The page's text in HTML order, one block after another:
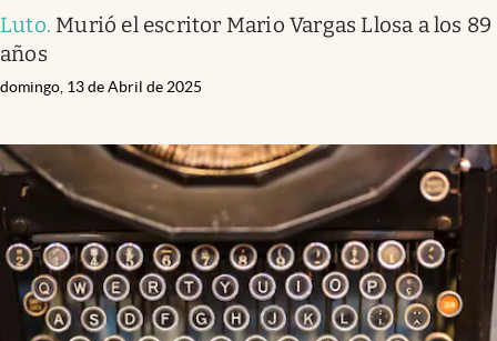
Luto. Murió el escritor Mario Vargas Llosa a los 89
años
domingo, 13 de Abril de 2025